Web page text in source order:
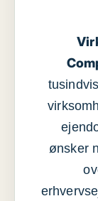
ønsker